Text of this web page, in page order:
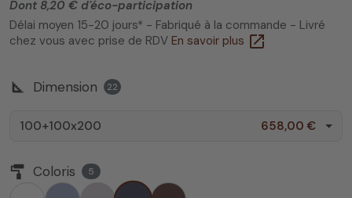
Dont 8,20 € d'éco-participation
Délai moyen 15-20 jours* - Fabriqué à la commande - Livré
chez vous avec prise de RDV En savoir plus open_in_new
square_foot Dimension 22
100+100x200 658,00 €
imagesearch_roller Coloris 5
Blanc Béton Ficelle RéglisseMarron Chocolat